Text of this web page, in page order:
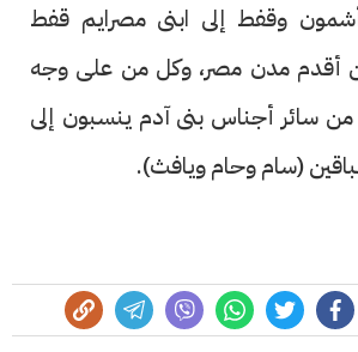
وقفط إلى ابنى مصرايم قفط
أقدم مدن مصر، وكل من على وجه
من سائر أجناس بنى آدم ينسبون إلى
(سام وحام ويافث).